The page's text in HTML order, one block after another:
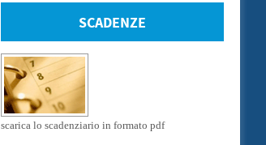
SCADENZE
scarica lo scadenziario in formato pdf